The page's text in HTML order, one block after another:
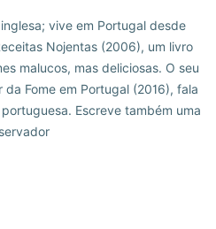
vive em Portugal desde
Nojentas (2006), um livro
malucos, mas deliciosas. O seu
Fome em Portugal (2016), fala
Escreve também uma